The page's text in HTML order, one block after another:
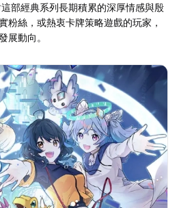
部經典系列長期積累的深厚情感與殷
粉絲，或熱衷卡牌策略遊戲的玩家，
展動向。